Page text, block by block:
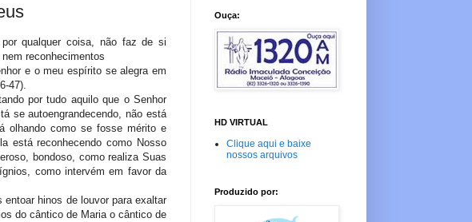
qualquer coisa, não faz de si
reconhecimentos
e o meu espírito se alegra em
47).
por tudo aquilo que o Senhor
se autoengrandecendo, não está
olhando como se fosse mérito e
está reconhecendo como Nosso
bondoso, como realiza Suas
como intervém em favor da
hinos de louvor para exaltar
do cântico de Maria o cântico de
Ouça:
HD VIRTUAL
Clique aqui e baixe
nossos arquivos
Produzido por: